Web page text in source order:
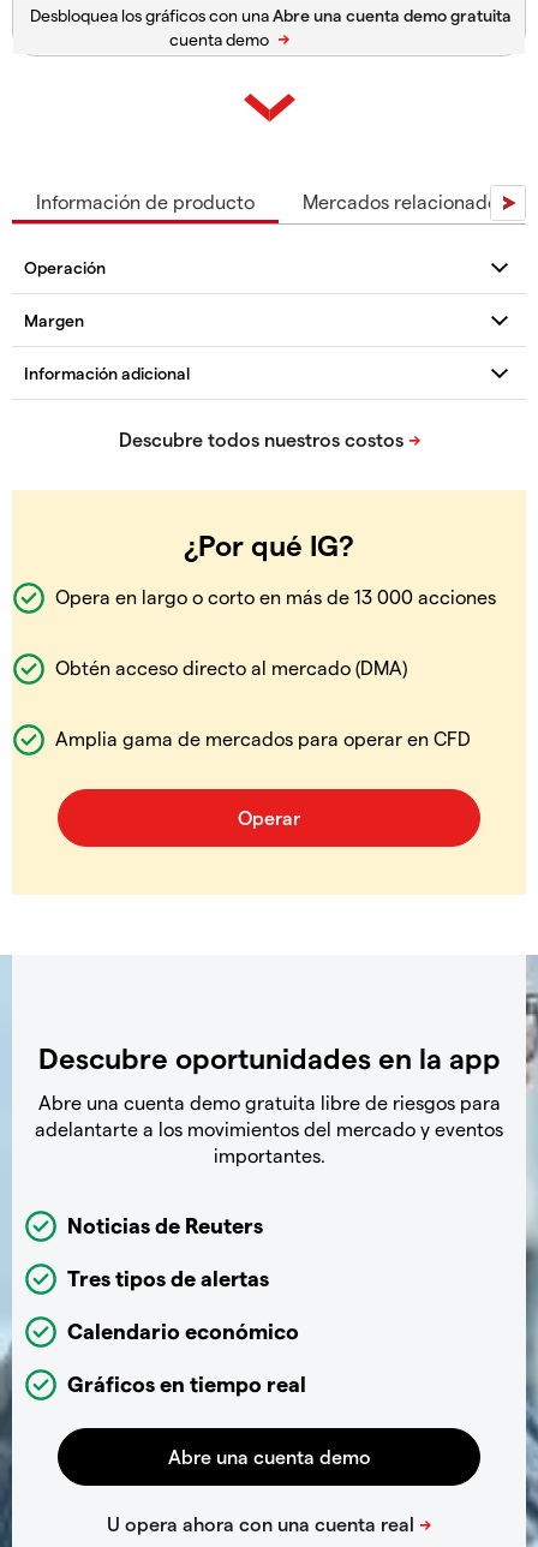
Desbloquea los gráficos con una
cuenta demo
Información de producto Mercados relacionados
¿Por qué IG?
Opera en largo o corto en más de 13 000 acciones
Obtén acceso directo al mercado (DMA)
Amplia gama de mercados para operar en CFD
Descubre oportunidades en la app
Abre una cuenta demo gratuita libre de riesgos para
adelantarte a los movimientos del mercado y eventos
importantes.
Noticias de Reuters
Tres tipos de alertas
Calendario económico
Gráficos en tiempo real